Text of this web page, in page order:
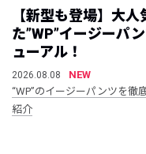
【新型も登場】大人
た”WP”イージーパ
ューアル！
2026.08.08
NEW
“WP”のイージーパンツを徹
紹介